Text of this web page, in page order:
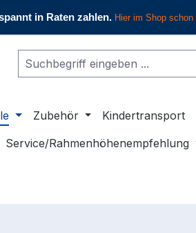
Zubehör Kindertransport
Service/Rahmenhöhenempfehlung